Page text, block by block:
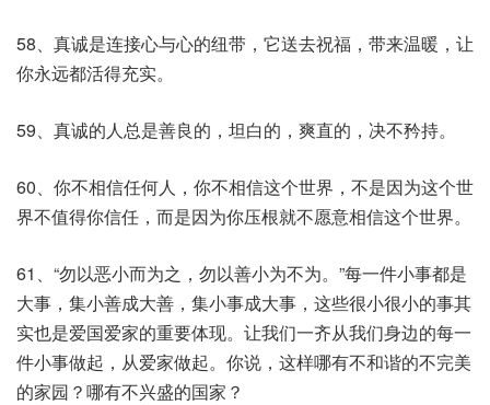
58、真诚是连接心与心的纽带，它送去祝福，带来温暖，让
你永远都活得充实。
59、真诚的人总是善良的，坦白的，爽直的，决不矜持。
60、你不相信任何人，你不相信这个世界，不是因为这个世
界不值得你信任，而是因为你压根就不愿意相信这个世界。
61、“勿以恶小而为之，勿以善小为不为。”每一件小事都是
大事，集小善成大善，集小事成大事，这些很小很小的事其
实也是爱国爱家的重要体现。让我们一齐从我们身边的每一
件小事做起，从爱家做起。你说，这样哪有不和谐的不完美
的家园？哪有不兴盛的国家？